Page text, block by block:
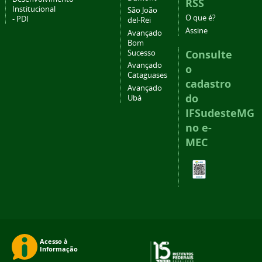
Institucional
- PDI
São João
del-Rei
Avançado
Bom
Sucesso
Avançado
Cataguases
Avançado
Ubá
RSS
O que é?
Assine
Consulte
o
cadastro
do
IFSudesteMG
no e-
MEC